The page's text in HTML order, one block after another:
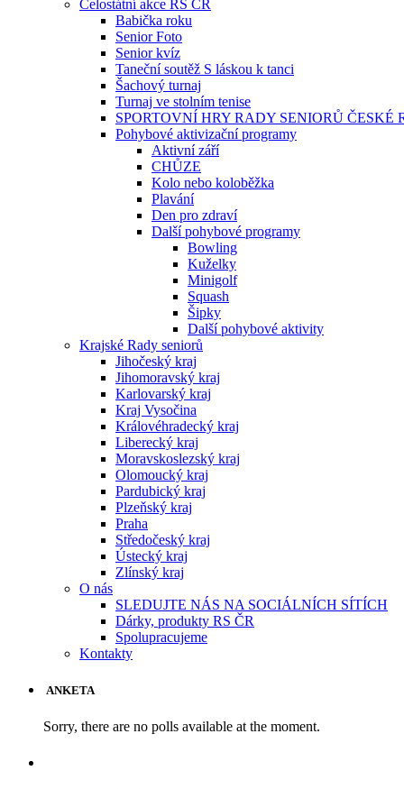
Celostátní akce RS ČR
Babička roku
Senior Foto
Senior kvíz
Taneční soutěž S láskou k tanci
Šachový turnaj
Turnaj ve stolním tenise
SPORTOVNÍ HRY RADY SENIORŮ ČESKÉ
Pohybové aktivizační programy
Aktivní září
CHŮZE
Kolo nebo koloběžka
Plavání
Den pro zdraví
Další pohybové programy
Bowling
Kuželky
Minigolf
Squash
Šipky
Další pohybové aktivity
Krajské Rady seniorů
Jihočeský kraj
Jihomoravský kraj
Karlovarský kraj
Kraj Vysočina
Královéhradecký kraj
Liberecký kraj
Moravskoslezský kraj
Olomoucký kraj
Pardubický kraj
Plzeňský kraj
Praha
Středočeský kraj
Ústecký kraj
Zlínský kraj
O nás
SLEDUJTE NÁS NA SOCIÁLNÍCH SÍTÍCH
Dárky, produkty RS ČR
Spolupracujeme
Kontakty
ANKETA
Sorry, there are no polls available at the moment.